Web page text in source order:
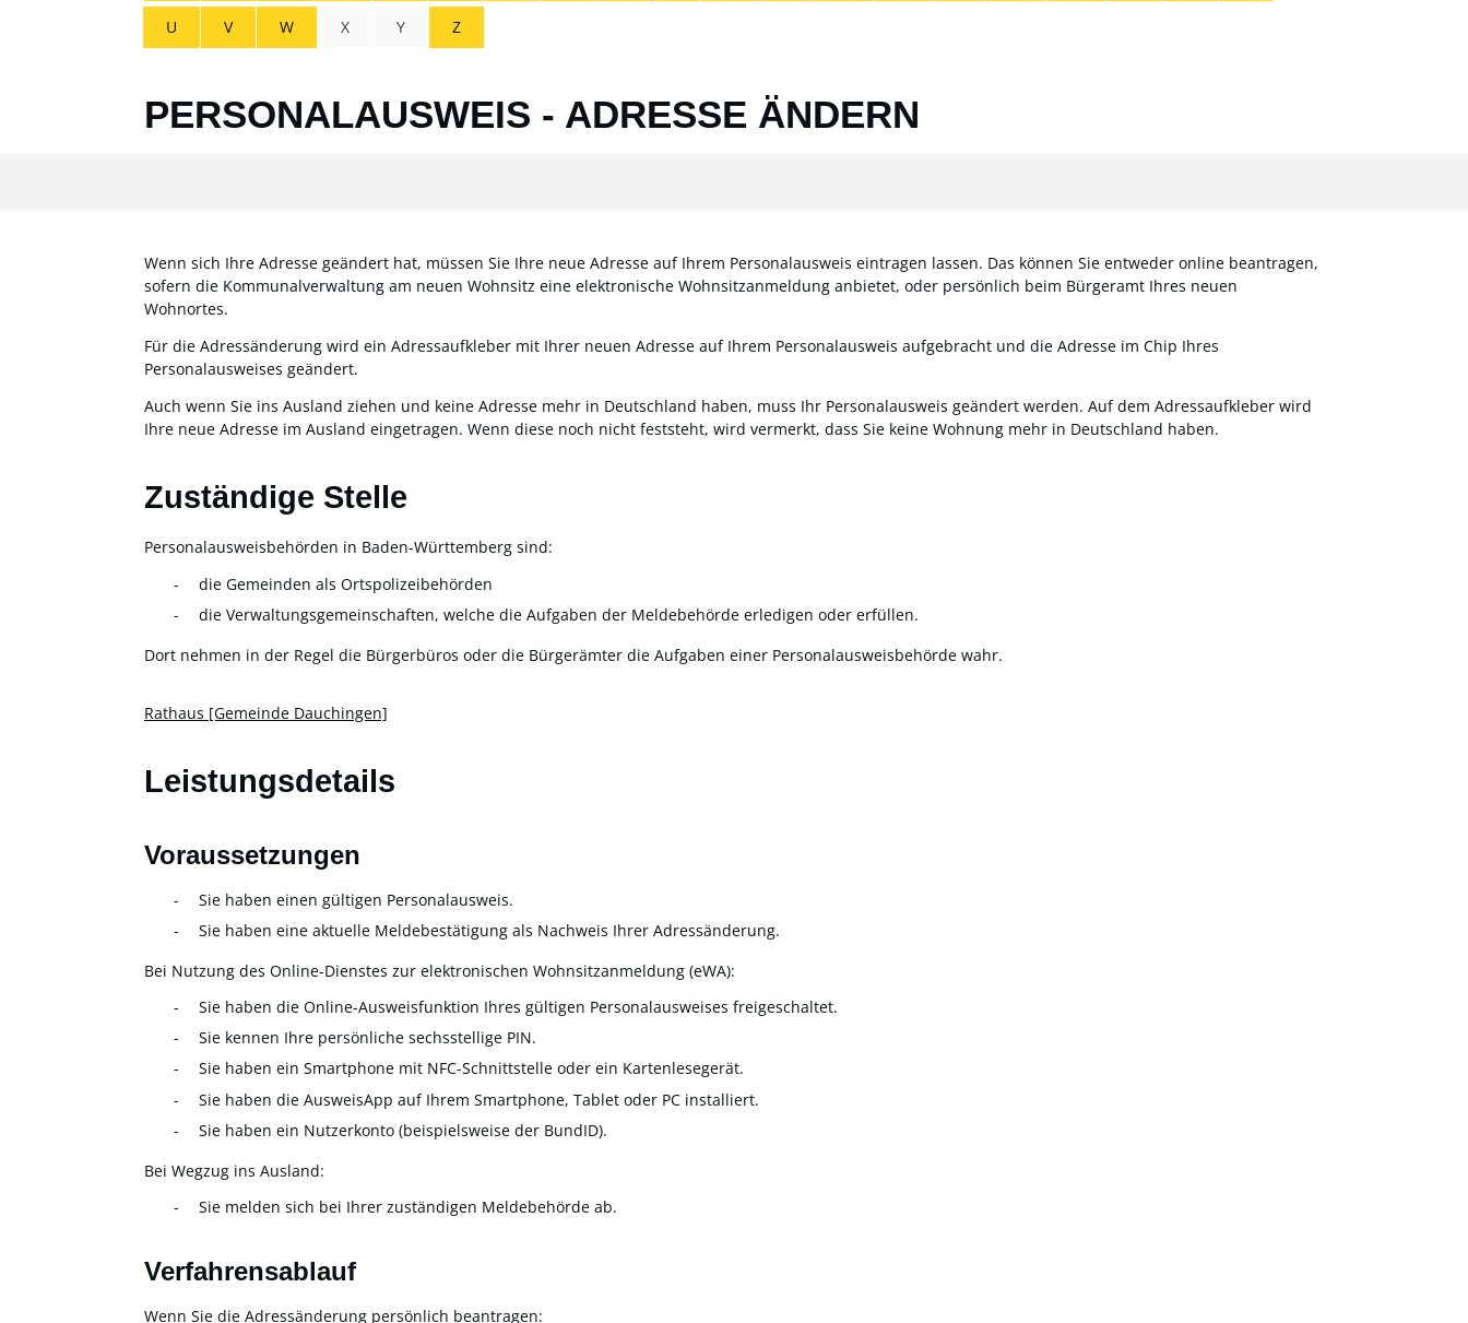
U V W X Y Z
PERSONALAUSWEIS - ADRESSE ÄNDERN
Wenn sich Ihre Adresse geändert hat, müssen Sie Ihre neue Adresse auf Ihrem Personalausweis eintragen lassen. Das können Sie entweder online beantragen,
sofern die Kommunalverwaltung am neuen Wohnsitz eine elektronische Wohnsitzanmeldung anbietet, oder persönlich beim Bürgeramt Ihres neuen
Wohnortes.
Für die Adressänderung wird ein Adressaufkleber mit Ihrer neuen Adresse auf Ihrem Personalausweis aufgebracht und die Adresse im Chip Ihres
Personalausweises geändert.
Auch wenn Sie ins Ausland ziehen und keine Adresse mehr in Deutschland haben, muss Ihr Personalausweis geändert werden. Auf dem Adressaufkleber wird
Ihre neue Adresse im Ausland eingetragen. Wenn diese noch nicht feststeht, wird vermerkt, dass Sie keine Wohnung mehr in Deutschland haben.
Zuständige Stelle
Personalausweisbehörden in Baden-Württemberg sind:
die Gemeinden als Ortspolizeibehörden
die Verwaltungsgemeinschaften, welche die Aufgaben der Meldebehörde erledigen oder erfüllen.
Dort nehmen in der Regel die Bürgerbüros oder die Bürgerämter die Aufgaben einer Personalausweisbehörde wahr.
Rathaus [Gemeinde Dauchingen]
Leistungsdetails
Voraussetzungen
Sie haben einen gültigen Personalausweis.
Sie haben eine aktuelle Meldebestätigung als Nachweis Ihrer Adressänderung.
Bei Nutzung des Online-Dienstes zur elektronischen Wohnsitzanmeldung (eWA):
Sie haben die Online-Ausweisfunktion Ihres gültigen Personalausweises freigeschaltet.
Sie kennen Ihre persönliche sechsstellige PIN.
Sie haben ein Smartphone mit NFC-Schnittstelle oder ein Kartenlesegerät.
Sie haben die AusweisApp auf Ihrem Smartphone, Tablet oder PC installiert.
Sie haben ein Nutzerkonto (beispielsweise der BundID).
Bei Wegzug ins Ausland:
Sie melden sich bei Ihrer zuständigen Meldebehörde ab.
Verfahrensablauf
Wenn Sie die Adressänderung persönlich beantragen: